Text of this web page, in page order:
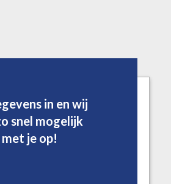
in en wij
snel mogelijk
je op!